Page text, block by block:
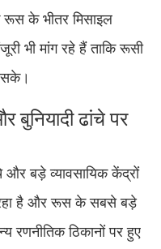
के भीतर मिसाइल
भी मांग रहे हैं ताकि रूसी
सके।
ढांचे पर
बड़े व्यावसायिक केंद्रों
रहा है और रूस के सबसे बड़े
रणनीतिक ठिकानों पर हुए